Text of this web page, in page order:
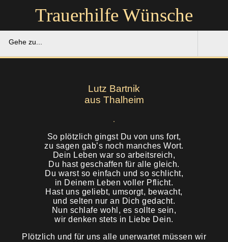
Gehe zu...
Soforthilfe
Bestattung
Ruhestätten
Trauerhilfe Wünsche
Lutz Bartnik
aus Thalheim
So plötzlich gingst Du von uns fort,
zu sagen gab’s noch manches Wort.
Dein Leben war so arbeitsreich,
Du hast geschaffen für alle gleich.
Du warst so einfach und so schlicht,
in Deinem Leben voller Pflicht.
Hast uns geliebt, umsorgt, bewacht,
und selten nur an Dich gedacht.
Nun schlafe wohl, es sollte sein,
wir denken stets in Liebe Dein.
Plötzlich und für uns alle unerwartet müssen wir